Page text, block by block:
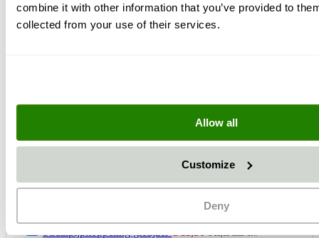
combine it with other information that you’ve provided to
collected from your use of their services.
Allow all
Customize
Deny
20 m professionele zandstraalslang 32x8 mm 1e